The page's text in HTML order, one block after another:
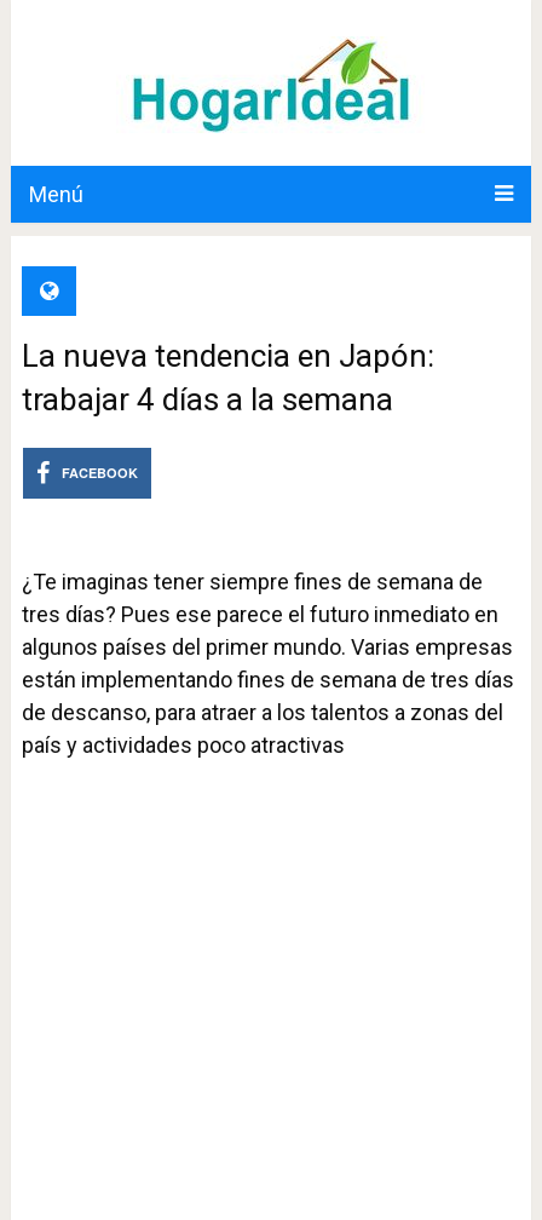
Menú
La nueva tendencia en Japón:
trabajar 4 días a la semana
FACEBOOK
¿Te imaginas tener siempre fines de semana de
tres días? Pues ese parece el futuro inmediato en
algunos países del primer mundo. Varias empresas
están implementando fines de semana de tres días
de descanso, para atraer a los talentos a zonas del
país y actividades poco atractivas